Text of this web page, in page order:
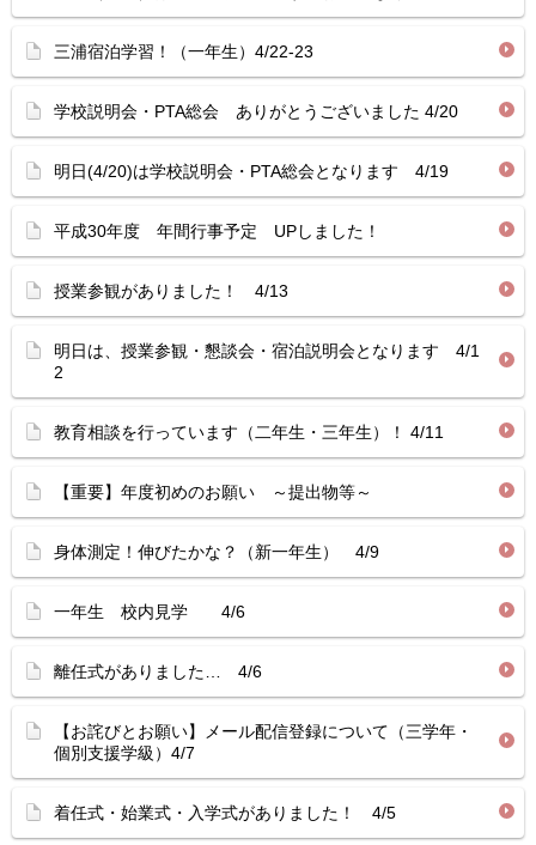
三浦宿泊学習！（一年生）4/22-23
学校説明会・PTA総会 ありがとうございました 4/20
明日(4/20)は学校説明会・PTA総会となります 4/19
平成30年度 年間行事予定 UPしました！
授業参観がありました！ 4/13
明日は、授業参観・懇談会・宿泊説明会となります 4/1
2
教育相談を行っています（二年生・三年生）！ 4/11
【重要】年度初めのお願い ～提出物等～
身体測定！伸びたかな？（新一年生） 4/9
一年生 校内見学 4/6
離任式がありました… 4/6
【お詫びとお願い】メール配信登録について（三学年・
個別支援学級）4/7
着任式・始業式・入学式がありました！ 4/5